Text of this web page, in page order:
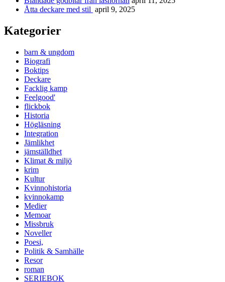
Åtta deckare med stil april 9, 2025
Kategorier
barn & ungdom
Biografi
Boktips
Deckare
Facklig kamp
Feelgood'
flickbok
Historia
Högläsning
Integration
Jämlikhet
jämställdhet
Klimat & miljö
krim
Kultur
Kvinnohistoria
kvinnokamp
Medier
Memoar
Missbruk
Noveller
Poesi,
Politik & Samhälle
Resor
roman
SERIEBOK